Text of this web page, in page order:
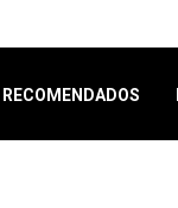
RECOMENDADOS